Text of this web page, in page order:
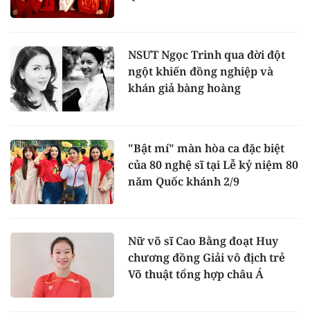
NSƯT Ngọc Trinh qua đời đột
ngột khiến đồng nghiệp và
khán giả bàng hoàng
"Bật mí" màn hòa ca đặc biệt
của 80 nghệ sĩ tại Lễ kỷ niệm 80
năm Quốc khánh 2/9
Nữ võ sĩ Cao Bằng đoạt Huy
chương đồng Giải vô địch trẻ
Võ thuật tổng hợp châu Á